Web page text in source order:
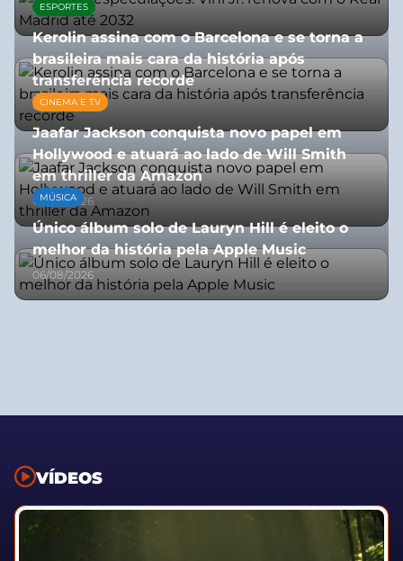
06/08/2026
ESPORTES
Kerolin assina com o Barcelona e se torna a
brasileira mais cara da história após
transferência recorde
04/08/2026
CINEMA E TV
Jaafar Jackson conquista novo papel em
Hollywood e atuará ao lado de Will Smith
em thriller da Amazon
06/08/2026
MÚSICA
Único álbum solo de Lauryn Hill é eleito o
melhor da história pela Apple Music
06/08/2026
VÍDEOS